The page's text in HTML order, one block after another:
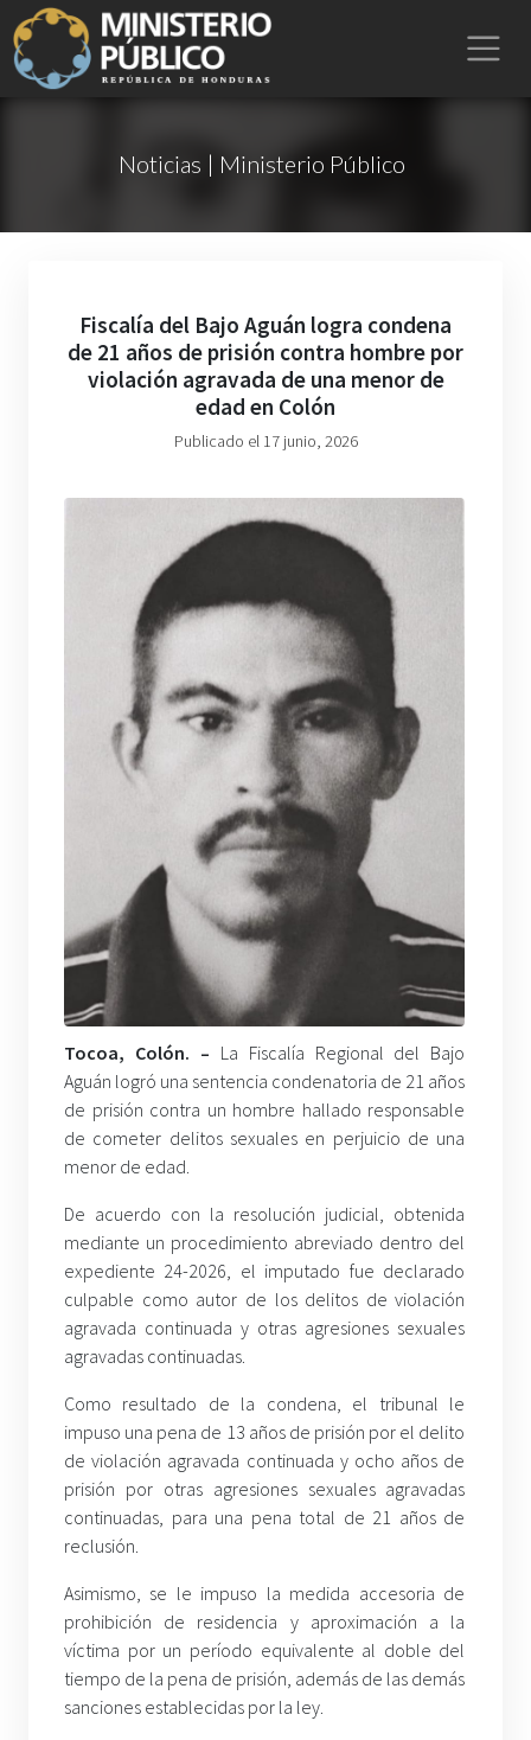
Noticias | Ministerio Público
Fiscalía del Bajo Aguán logra condena
de 21 años de prisión contra hombre por
violación agravada de una menor de
edad en Colón
Publicado el 17 junio, 2026
Tocoa, Colón. – La Fiscalía Regional del Bajo
Aguán logró una sentencia condenatoria de 21 años
de prisión contra un hombre hallado responsable
de cometer delitos sexuales en perjuicio de una
menor de edad.
De acuerdo con la resolución judicial, obtenida
mediante un procedimiento abreviado dentro del
expediente 24-2026, el imputado fue declarado
culpable como autor de los delitos de violación
agravada continuada y otras agresiones sexuales
agravadas continuadas.
Como resultado de la condena, el tribunal le
impuso una pena de 13 años de prisión por el delito
de violación agravada continuada y ocho años de
prisión por otras agresiones sexuales agravadas
continuadas, para una pena total de 21 años de
reclusión.
Asimismo, se le impuso la medida accesoria de
prohibición de residencia y aproximación a la
víctima por un período equivalente al doble del
tiempo de la pena de prisión, además de las demás
sanciones establecidas por la ley.